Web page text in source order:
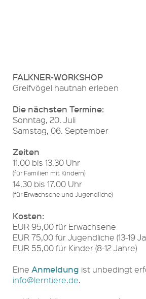
FALKNER-WORKSHOP
Greifvögel hautnah erleben
Die nächsten Termine:
Sonntag, 20. Juli
Samstag, 06. September
Zeiten
11.00 bis 13.30 Uhr
(für Familien mit Kindern)
14.30 bis 17.00 Uhr
(für Erwachsene und Jugendliche)
Kosten:
EUR 95,00 für Erwachsene
EUR 75,00 für Jugendliche (13-19
EUR 55,00 für Kinder (8-12 Jahre)
Eine Anmeldung ist unbedingt
info@lerntiere.de.